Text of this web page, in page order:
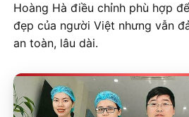
Hoàng Hà điều chỉnh phù hợp
đẹp của người Việt nhưng vẫn
an toàn, lâu dài.